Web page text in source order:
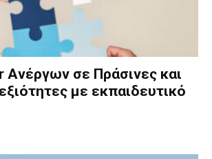
Aνέργων σε Πράσινες και
με εκπαιδευτικό